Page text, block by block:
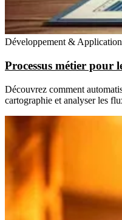
Développement &
Processus métier pour
Découvrez comment
cartographie et analyser les